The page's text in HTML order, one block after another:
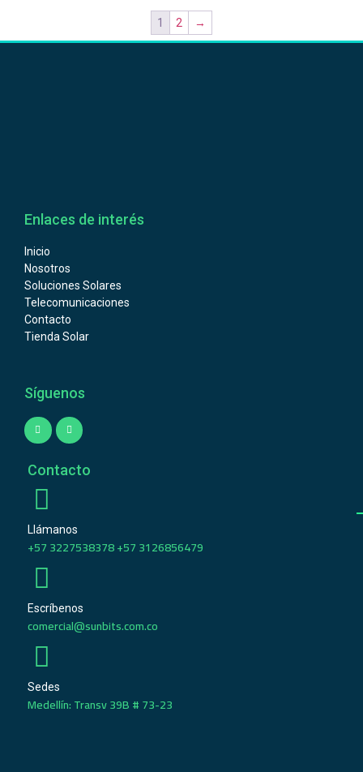
1 2 →
Enlaces de interés
Inicio
Nosotros
Soluciones Solares
Telecomunicaciones
Contacto
Tienda Solar
Síguenos
Contacto
Llámanos
+57 3227538378 +57 3126856479
Escríbenos
comercial@sunbits.com.co
Sedes
Medellín: Transv 39B # 73-23